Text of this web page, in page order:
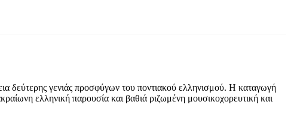
δεύτερης γενιάς προσφύγων του ποντιακού ελληνισμού. Η καταγωγή
ελληνική παρουσία και βαθιά ριζωμένη μουσικοχορευτική και